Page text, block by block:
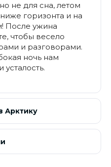
не для сна, летом
горизонта и на
После ужина
чтобы весело
и разговорами.
ночь нам
Арктику